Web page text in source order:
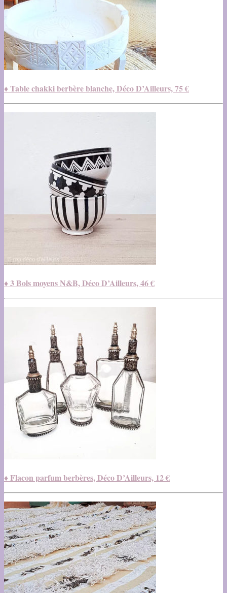
♦ Table chakki berbère blanche, Déco D’Ailleurs, 75 €
♦ 3 Bols moyens N&B, Déco D’Ailleurs, 46 €
♦ Flacon parfum berbères, Déco D’Ailleurs, 12 €